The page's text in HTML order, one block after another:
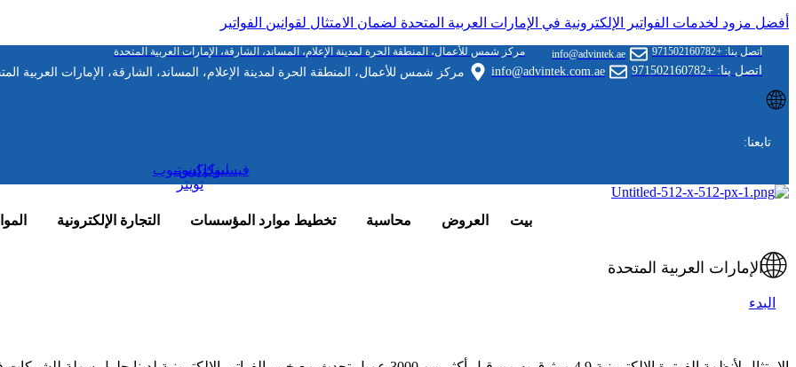
أفضل مزود لخدمات الفواتير الإلكترونية في الإمارات العربية المتحدة لضمان الامتثال لقوانين الفواتير
اتصل بنا: +971502160782 info@advintek.ae مركز شمس للأعمال، المنطقة الحرة لمدينة الإعلام، المساند، الشارقة، الإمارات العربية المتحدة
اتصل بنا: +971502160782 info@advintek.com.ae مركز شمس للأعمال، المنطقة الحرة لمدينة الإعلام، المساند، الشارقة، الإمارات العربية
🌐
تابعنا:
فيسبوك
لينكدإن
إكس-
تويتر
يوتيوب
بيت العروض محاسبة تخطيط موارد المؤسسات التجارة الإلكترونية
🌐الإمارات العربية المتحدة
البدء